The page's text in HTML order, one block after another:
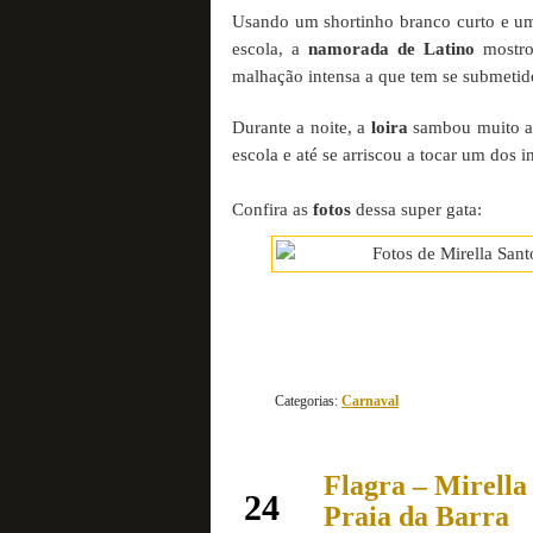
Usando um shortinho branco curto e
escola, anamorada de Latino
malhação intensa a que tem se
Durante a noite, a loira sambou muito
escola e até se arriscou a tocar um dos
Confira as fotos dessa super gata:
Categorias: Carnaval
24
Flagra – Mirella
Praia da Barra